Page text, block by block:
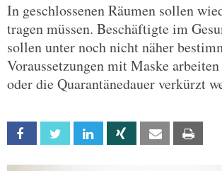
In geschlossenen Räumen sollen
tragen müssen. Beschäftigte im
sollen unter noch nicht näher
Voraussetzungen mit Maske
oder die Quarantänedauer verkürzt
Facebook Twitter Linkedin Xing Email